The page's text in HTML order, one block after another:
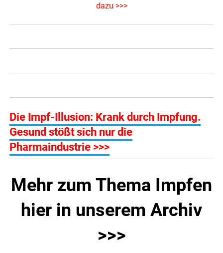
dazu >>>
Die Impf-Illusion: Krank durch Impfung.
Gesund stößt sich nur die
Pharmaindustrie >>>
Mehr zum Thema Impfen
hier in unserem Archiv
>>>